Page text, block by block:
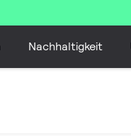
Nachhaltigkeit